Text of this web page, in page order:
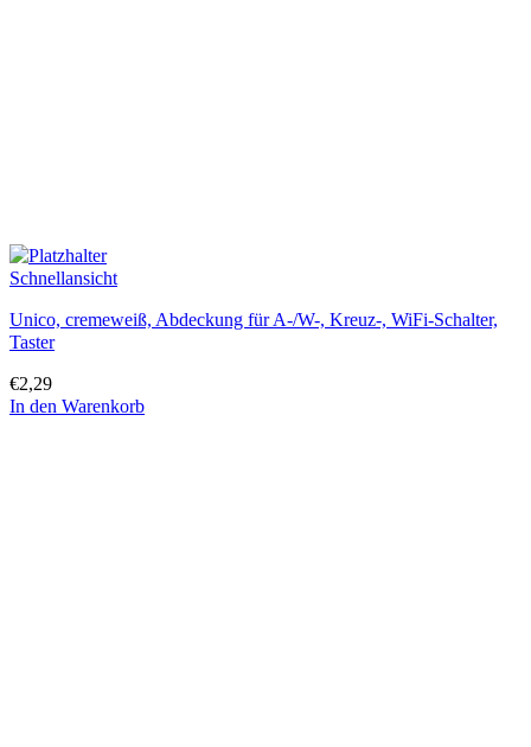
Schnellansicht
Unico, cremeweiß, Abdeckung für A-/W-, Kreuz-, WiFi-Schalter,
Taster
€2,29
In den Warenkorb